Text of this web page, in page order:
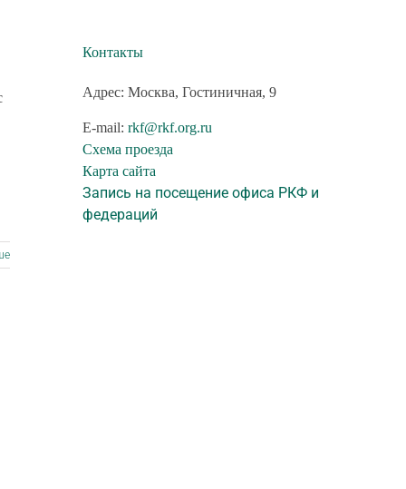
Контакты
Адрес: Москва, Гостиничная, 9
E-mail: rkf@rkf.org.ru
Схема проезда
Карта сайта
Запись на посещение офиса РКФ и
федераций